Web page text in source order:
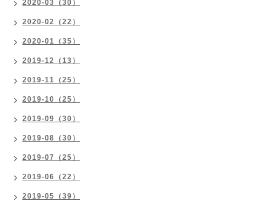
2020-03（30）
2020-02（22）
2020-01（35）
2019-12（13）
2019-11（25）
2019-10（25）
2019-09（30）
2019-08（30）
2019-07（25）
2019-06（22）
2019-05（39）